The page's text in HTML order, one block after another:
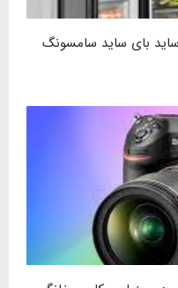
بای ساید سامسونگ